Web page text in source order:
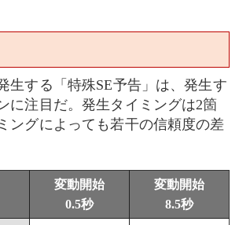
生する「特殊SE予告」は、発生す
に注目だ。発生タイミングは2箇
ングによっても若干の信頼度の差
変動開始
0.5秒
変動開始
8.5秒